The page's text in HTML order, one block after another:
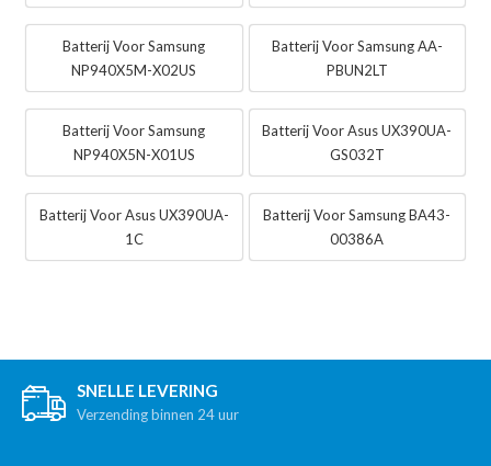
Batterij Voor Samsung
NP940X5M-X02US
Batterij Voor Samsung AA-
PBUN2LT
Batterij Voor Samsung
NP940X5N-X01US
Batterij Voor Asus UX390UA-
GS032T
Batterij Voor Asus UX390UA-
1C
Batterij Voor Samsung BA43-
00386A
SNELLE LEVERING
Verzending binnen 24 uur